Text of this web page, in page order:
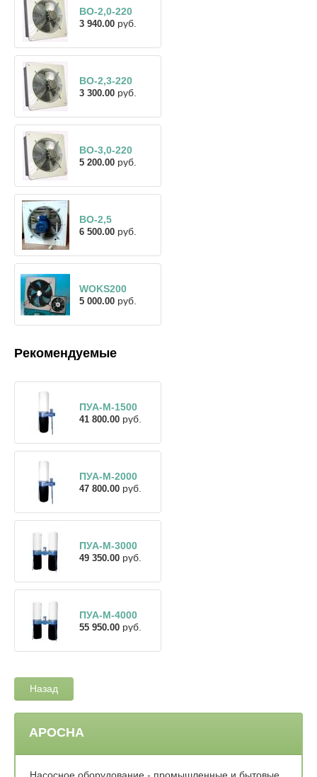
ВО-2,0-220
3 940.00 руб.
ВО-2,3-220
3 300.00 руб.
ВО-3,0-220
5 200.00 руб.
ВО-2,5
6 500.00 руб.
WOKS200
5 000.00 руб.
Рекомендуемые
ПУА-М-1500
41 800.00 руб.
ПУА-М-2000
47 800.00 руб.
ПУА-М-3000
49 350.00 руб.
ПУА-М-4000
55 950.00 руб.
Назад
АРОСНА